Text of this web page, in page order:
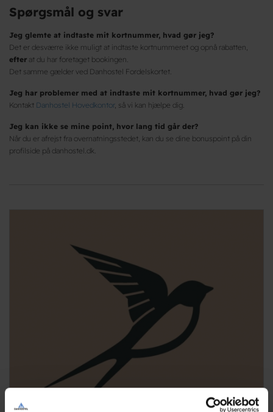
Spørgsmål og svar
Jeg glemte at indtaste mit kortnummer, hvad gør jeg?
Det er desværre ikke muligt at indtaste kortnummeret og opnå rabatten,
efter at du har foretaget bookingen.
Det samme gælder ved Danhostel Fordelskortet.
Jeg har problemer med at indtaste mit kortnummer, hvad gør jeg?
Kontakt Danhostel Hovedkontor, så vi kan hjælpe dig.
Jeg kan ikke se mine point, hvor lang tid går der?
Når du er afrejst fra overnatningsstedet, kan du se dine bonuspoint på din
profilside på danhostel.dk.